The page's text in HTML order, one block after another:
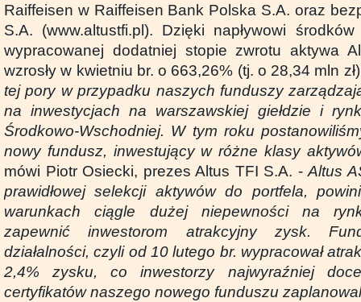
Raiffeisen w Raiffeisen Bank Polska S.A. oraz
S.A. (www.altustfi.pl). Dzięki napływowi
wypracowanej dodatniej stopie zwrotu aktywa
wzrosły w kwietniu br. o 663,26% (tj. o 28,34 mln
tej pory w przypadku naszych funduszy
na inwestycjach na warszawskiej giełdzie i
Środkowo-Wschodniej. W tym roku
nowy fundusz, inwestujący w różne klasy
mówi Piotr Osiecki, prezes Altus TFI S.A. - Altus
prawidłowej selekcji aktywów do portfela,
warunkach ciągle dużej niepewności na
zapewnić inwestorom atrakcyjny zysk.
działalności, czyli od 10 lutego br. wypracował
2,4% zysku, co inwestorzy najwyraźniej
certyfikatów naszego nowego funduszu